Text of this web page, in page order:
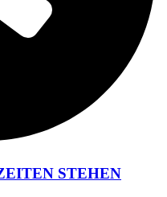
STEHEN